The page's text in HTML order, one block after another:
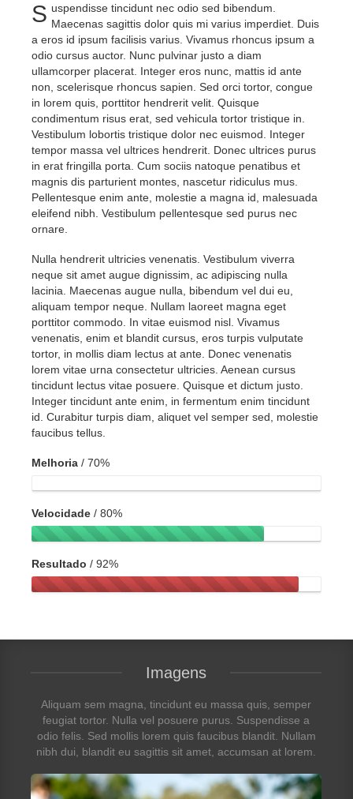
S uspendisse tincidunt nec odio sed bibendum.
Maecenas sagittis dolor quis mi varius imperdiet. Duis
a eros id ipsum facilisis varius. Vivamus rhoncus ipsum a
odio cursus auctor. Nunc pulvinar justo a diam
ullamcorper placerat. Integer eros nunc, mattis id ante
non, scelerisque rhoncus sapien. Sed orci tortor, congue
in lorem quis, porttitor hendrerit velit. Quisque
condimentum risus erat, sed vehicula tortor tristique in.
Vestibulum lobortis tristique dolor nec euismod. Integer
tempor massa vel ultrices hendrerit. Donec ultrices purus
in erat fringilla porta. Cum sociis natoque penatibus et
magnis dis parturient montes, nascetur ridiculus mus.
Pellentesque enim ante, molestie a magna id, malesuada
eleifend nibh. Vestibulum pellentesque sed purus nec
ornare.
Nulla hendrerit ultricies venenatis. Vestibulum viverra
neque sit amet augue dignissim, ac adipiscing nulla
lacinia. Maecenas augue nulla, bibendum vel dui eu,
aliquam tempor neque. Nullam laoreet magna eget
porttitor commodo. In vitae euismod nisl. Vivamus
venenatis, enim et blandit cursus, eros turpis vulputate
tortor, in mollis diam lectus at ante. Donec venenatis
lorem vitae urna consectetur ultricies. Aenean cursus
tincidunt lectus vitae posuere. Quisque et dictum justo.
Integer tincidunt ante enim, in fermentum enim tincidunt
id. Curabitur turpis diam, aliquet vel semper sed, molestie
faucibus tellus.
Melhoria / 70%
Velocidade / 80%
Resultado / 92%
Imagens
Aliquam sem magna, tincidunt eu massa quis, semper
feugiat tortor. Nulla vel posuere purus. Suspendisse a
odio felis. Sed mollis lorem quis faucibus blandit. Nullam
nibh dui, blandit eu sagittis sit amet, accumsan at lorem.